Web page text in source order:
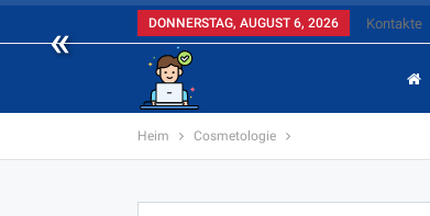
« DONNERSTAG, AUGUST 6, 2026 Kontakte
Heim Cosmetologie